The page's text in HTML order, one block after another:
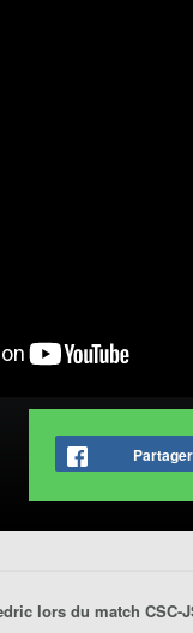
Partager
lors du match CSC-